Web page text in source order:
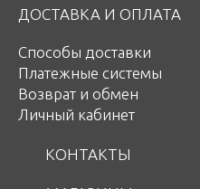
ДОСТАВКА И ОПЛАТА
Способы доставки
Платежные системы
Возврат и обмен
Личный кабинет
КОНТАКТЫ